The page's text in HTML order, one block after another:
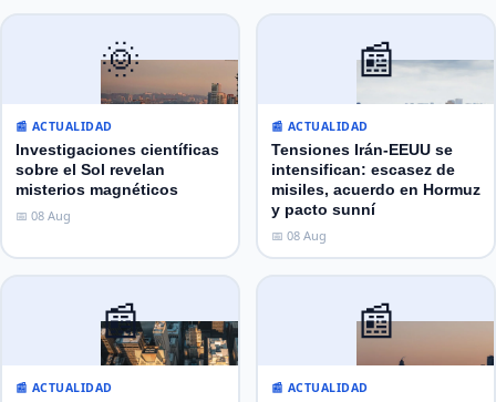
🌞
📰 ACTUALIDAD
Investigaciones científicas
sobre el Sol revelan
misterios magnéticos
📅 08 Aug
📰
📰 ACTUALIDAD
Tensiones Irán-EEUU se
intensifican: escasez de
misiles, acuerdo en Hormuz
y pacto sunní
📅 08 Aug
📰
📰 ACTUALIDAD
📰
📰 ACTUALIDAD